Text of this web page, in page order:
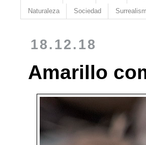
Naturaleza Sociedad
18.12.18
Amarillo